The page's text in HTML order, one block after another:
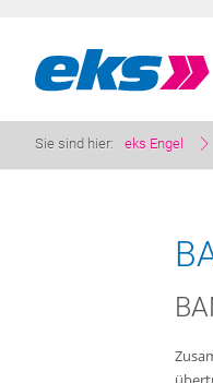
Sie sind hier: eks Engel